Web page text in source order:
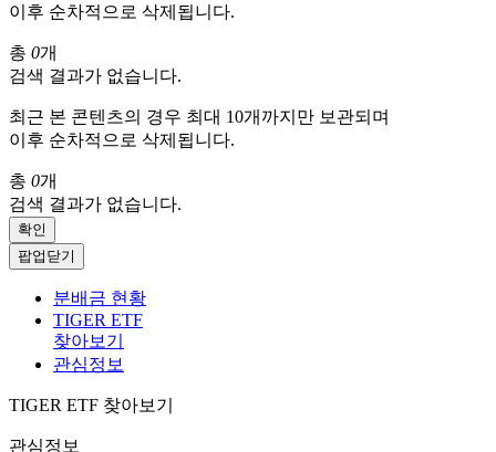
이후 순차적으로 삭제됩니다.
총 0개
검색 결과가 없습니다.
최근 본 콘텐츠의 경우 최대 10개까지만 보관되며
이후 순차적으로 삭제됩니다.
총 0개
검색 결과가 없습니다.
확인
팝업닫기
분배금 현황
TIGER ETF
찾아보기
관심정보
TIGER ETF 찾아보기
관심정보